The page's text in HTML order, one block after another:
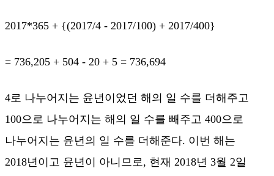
2017*365 + {(2017/4 - 2017/100) + 2017/400}
= 736,205 + 504 - 20 + 5 = 736,694
4로 나누어지는 윤년이었던 해의 일 수를 더해주고
100으로 나누어지는 해의 일 수를 빼주고 400으로
나누어지는 윤년의 일 수를 더해준다. 이번 해는
2018년이고 윤년이 아니므로, 현재 2018년 3월 2일